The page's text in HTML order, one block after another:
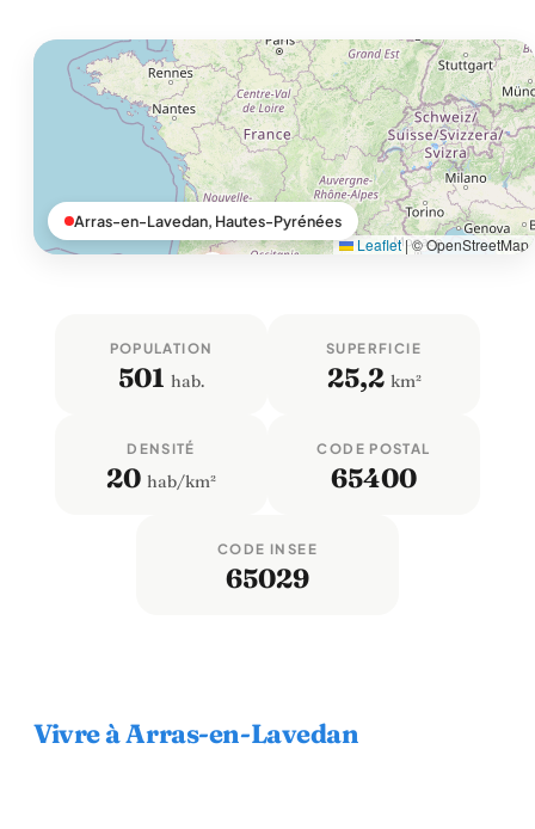
Leaflet |© OpenStreetMap
Arras-en-Lavedan, Hautes-Pyrénées
POPULATION
501 hab.
SUPERFICIE
25,2 km²
DENSITÉ
20 hab/km²
CODE POSTAL
65400
CODE INSEE
65029
Vivre à Arras-en-Lavedan